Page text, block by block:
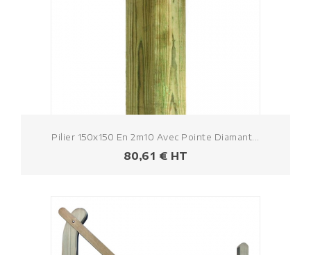
Pilier 150x150 En 2m10 Avec Pointe Diamant...
Prezzo
80,61 € HT